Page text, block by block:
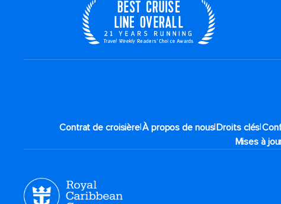
Contrat de croisière|À propos de nous|Droits clés|
Mises à